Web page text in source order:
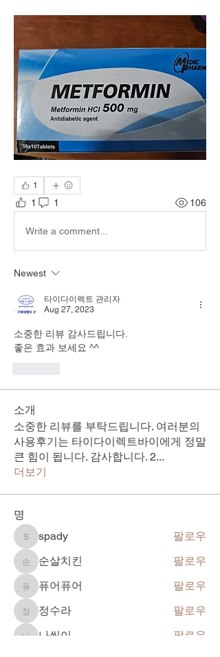
1
1 1 106
Write a comment...
Newest
타이다이렉트 관리자
Aug 27, 2023
소중한 리뷰 감사드립니다.
좋은 효과 보세요 ^^
소개
소중한 리뷰를 부탁드립니다. 여러분의
사용후기는 타이다이렉트바이에게 정말
큰 힘이 됩니다. 감사합니다. 2...
더보기
명
spadyspady 팔로우
순살치킨
순살치킨 팔로우
퓨어퓨어
퓨어퓨어 팔로우
정수라정수라 팔로우
나씬이
팔로우